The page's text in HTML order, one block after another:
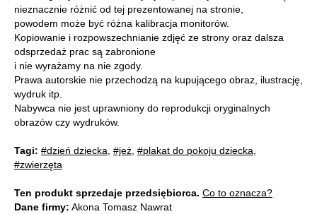
nieznacznie różnić od tej prezentowanej na stronie,
powodem może być różna kalibracja monitorów.
Kopiowanie i rozpowszechnianie zdjęć ze strony oraz dalsza
odsprzedaż prac są zabronione
i nie wyrażamy na nie zgody.
Prawa autorskie nie przechodzą na kupującego obraz, ilustrację,
wydruk itp.
Nabywca nie jest uprawniony do reprodukcji oryginalnych
obrazów czy wydruków.
Tagi: #dzień dziecka #jeż #plakat do pokoju dziecka
#zwierzęta
Ten produkt sprzedaje przedsiębiorca. Co to oznacza?
Dane firmy: Akona Tomasz Nawrat